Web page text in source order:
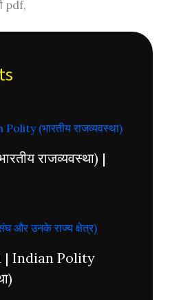
pdf,
राजव्यवस्था) |
| Indian Polity